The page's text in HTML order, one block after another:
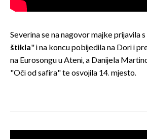
Severina se na nagovor majke prijavila
štikla" i na koncu pobijedila na Dori i
na Eurosongu u Ateni, a Danijela
"Oči od safira" te osvojila 14. mjesto.